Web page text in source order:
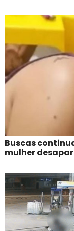
Buscas
mulher